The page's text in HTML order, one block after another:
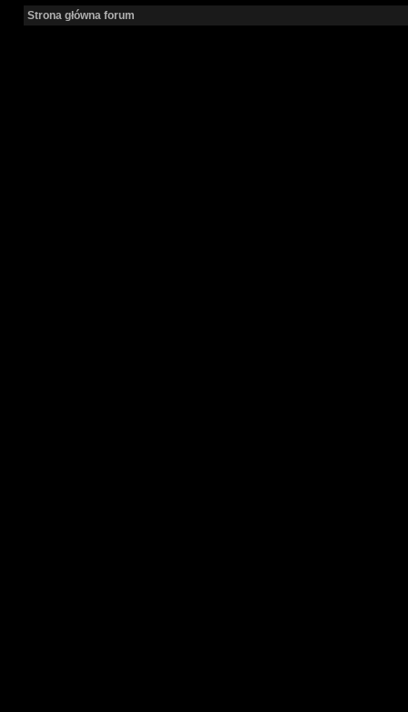
Strona główna forum